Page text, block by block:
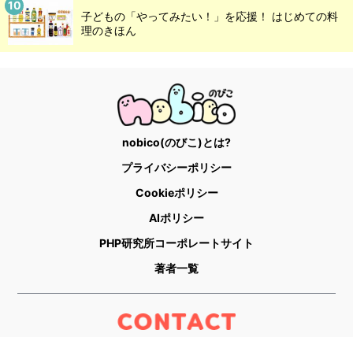
子どもの「やってみたい！」を応援！ はじめての料
理のきほん
nobico(のびこ)とは?
プライバシーポリシー
Cookieポリシー
AIポリシー
PHP研究所コーポレートサイト
著者一覧